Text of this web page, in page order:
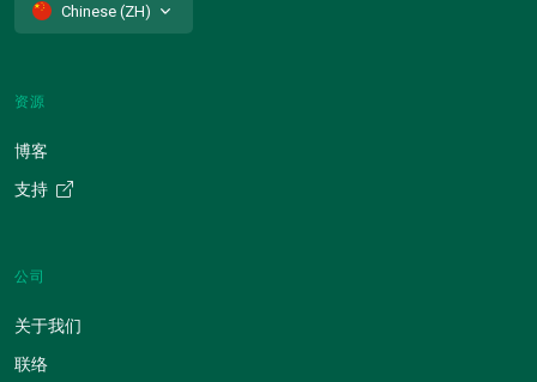
Chinese (ZH)
资源
博客
支持
公司
关于我们
联络